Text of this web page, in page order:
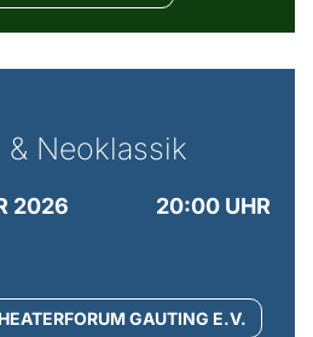
Neoklassik
2026
20:00 UHR
GAUTING E.V.